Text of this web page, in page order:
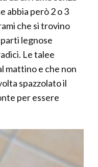
abbia però 2 o 3
che si trovino
legnose
Le talee
mattino e che non
spazzolato il
per essere